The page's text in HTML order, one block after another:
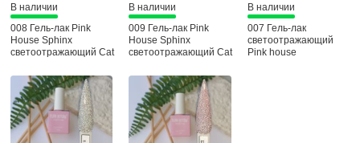
В наличии
008 Гель-лак Pink
House Sphinx
светоотражающий Cat
В наличии
009 Гель-лак Pink
House Sphinx
светоотражающий Cat
В наличии
007 Гель-лак
светоотражающий
Pink house